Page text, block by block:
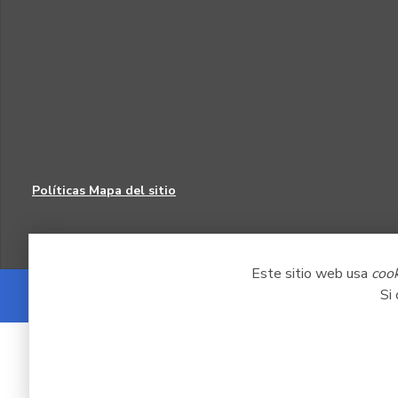
Este sitio web usa
Si
Políticas Mapa del sitio